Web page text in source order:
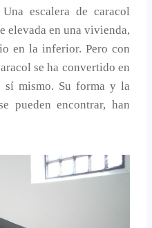
escalera de caracol
elevada en una vivienda,
en la inferior. Pero con
se ha convertido en
sí mismo. Su forma y la
pueden encontrar, han